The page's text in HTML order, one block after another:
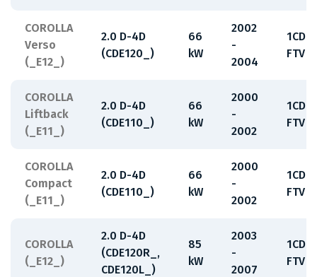
COROLLA
Verso
(_E12_)
2.0 D-4D
(CDE120_)
66
kW
2002
-
2004
1CD-
FTV
COROLLA
Liftback
(_E11_)
2.0 D-4D
(CDE110_)
66
kW
2000
-
2002
1CD-
FTV
COROLLA
Compact
(_E11_)
2.0 D-4D
(CDE110_)
66
kW
2000
-
2002
1CD-
FTV
COROLLA
(_E12_)
2.0 D-4D
(CDE120R_,
CDE120L_)
85
kW
2003
-
2007
1CD-
FTV